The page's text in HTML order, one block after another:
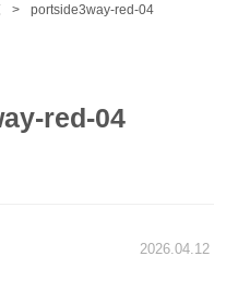
> portside3way-red-04
red-04
2026.04.12